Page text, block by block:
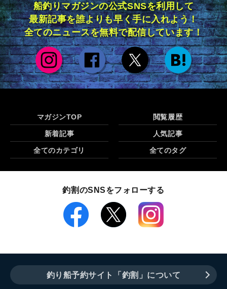
船釣りマガジンの公式SNSを利用して
最新記事を誰よりも早く手に入れよう！
全てのニュースを無料で配信しています！
マガジンTOP 閲覧履歴
新着記事 人気記事
全てのカテゴリ 全てのタグ
釣割のSNSをフォローする
釣り船予約サイト「釣割」について